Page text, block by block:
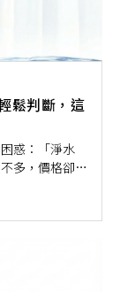
鬆判斷，這
惑：「淨水
多，價格卻差
幾個簡單判斷
本文將帶大家
別，幫助你根
頭霧水！